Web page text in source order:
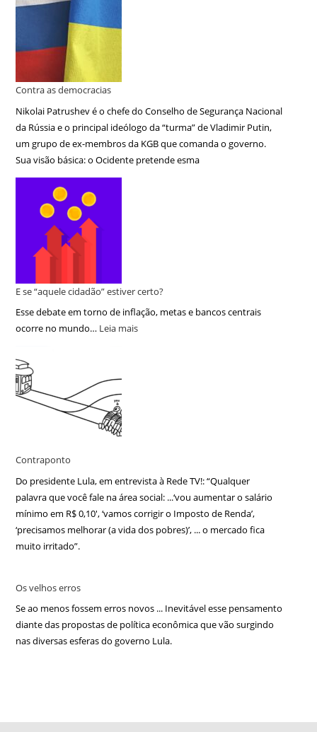
Contra as democracias
Nikolai Patrushev é o chefe do Conselho de Segurança Nacional
da Rússia e o principal ideólogo da “turma” de Vladimir Putin,
um grupo de ex-membros da KGB que comanda o governo.
Sua visão básica: o Ocidente pretende esma
E se “aquele cidadão” estiver certo?
Esse debate em torno de inflação, metas e bancos centrais
ocorre no mundo… Leia mais
Contraponto
Do presidente Lula, em entrevista à Rede TV!: “Qualquer
palavra que você fale na área social: ...‘vou aumentar o salário
mínimo em R$ 0,10′, ‘vamos corrigir o Imposto de Renda’,
‘precisamos melhorar (a vida dos pobres)’, ... o mercado fica
muito irritado”.
Os velhos erros
Se ao menos fossem erros novos ... Inevitável esse pensamento
diante das propostas de política econômica que vão surgindo
nas diversas esferas do governo Lula.